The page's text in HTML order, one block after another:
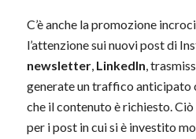
C’è anche la promozione
l’attenzione sui nuovi post di
newsletter, LinkedIn,
generate un traffico anticipato
che il contenuto è richiesto.
per i post in cui si è investito